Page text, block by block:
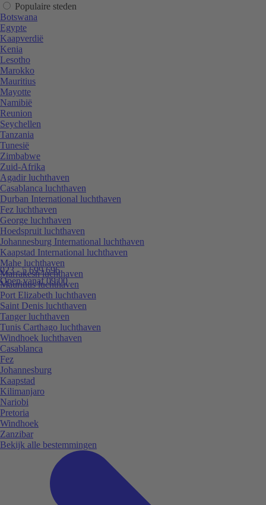
023 - 5 699 696
Open vanaf 09:00
Populaire steden
Botswana
Egypte
Kaapverdië
Kenia
Lesotho
Marokko
Mauritius
Mayotte
Namibië
Reunion
Seychellen
Tanzania
Tunesië
Zimbabwe
Zuid-Afrika
Agadir luchthaven
Casablanca luchthaven
Durban International luchthaven
Fez luchthaven
George luchthaven
Hoedspruit luchthaven
Johannesburg International luchthaven
Kaapstad International luchthaven
Mahe luchthaven
Marrakesh luchthaven
Mauritius luchthaven
Port Elizabeth luchthaven
Saint Denis luchthaven
Tanger luchthaven
Tunis Carthago luchthaven
Windhoek luchthaven
Casablanca
Fez
Johannesburg
Kaapstad
Kilimanjaro
Nariobi
Pretoria
Windhoek
Zanzibar
Bekijk alle bestemmingen